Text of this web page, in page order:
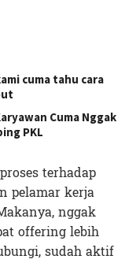
cuma tahu cara
Cuma Nggak
PKL
terhadap
pelamar kerja
nggak
offering lebih
sudah aktif